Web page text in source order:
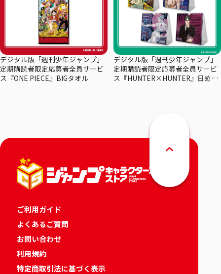
デジタル版「週刊少年ジャンプ」
定期購読者限定応募者全員サービ
ス『ONE PIECE』BIGタオル
デジタル版「週刊少年ジャンプ」
定期購読者限定応募者全員サービ
ス『HUNTER×HUNTER』日めく
ご利用ガイド
よくあるご質問
お問い合わせ
利用規約
特定商取引法に基づく表示